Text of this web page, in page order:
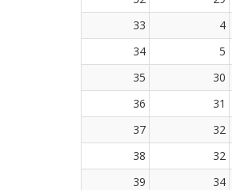
33
4
34
5
35
30
36
31
37
32
38
32
39
34